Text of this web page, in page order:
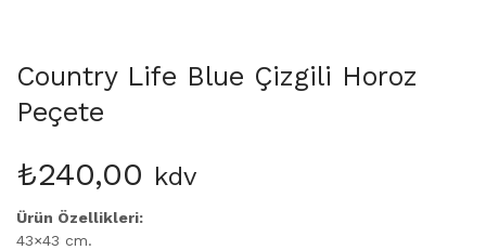
Country Life Blue Çizgili Horoz
Peçete
₺240,00 kdv
Ürün Özellikleri:
43×43 cm.